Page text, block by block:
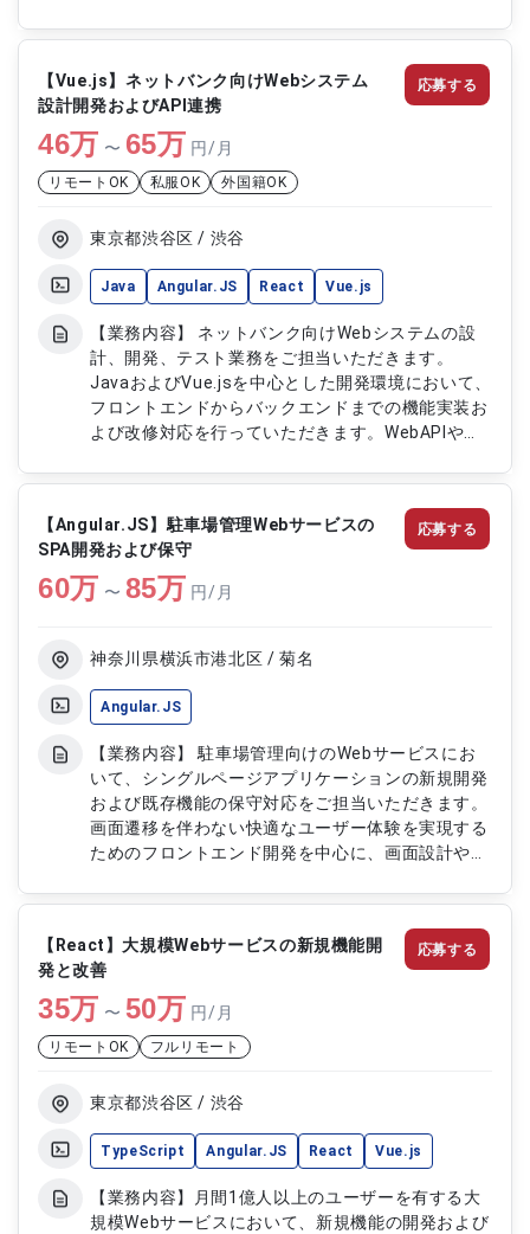
善対応 ・新機能の設計および開発 ・フロントエン
ドおよびサーバーサイド開発対応 ・技術提案およ
び改善提案対応 ・問い合わせ対応および調査業務
・システム品質向上および機能拡張対応
【Vue.js】ネットバンク向けWebシステム
設計開発およびAPI連携
46万 〜 65万 円/月
リモートOK 私服OK 外国籍OK
東京都渋谷区 / 渋谷
Java Angular.JS React Vue.js
【業務内容】 ネットバンク向けWebシステムの設
計、開発、テスト業務をご担当いただきます。
JavaおよびVue.jsを中心とした開発環境において、
フロントエンドからバックエンドまでの機能実装お
よび改修対応を行っていただきます。WebAPIや
金融系システムとして高い信頼性と安全性を確保す
るための開発および品質向上対応を実施していただ
きます。 【作業内容】 ・Webシステムの設計およ
び開発対応 ・Vue.jsを用いたフロントエンド開発
・Javaを用いたバックエンド開発 ・WebAPIおよび
REST、gRPCを用いた連携機能開発 ・MySQLを用
スト実施 ・AWS環境およびLinux環境での動作確認
応募する
【Angular.JS】駐車場管理Webサービスの
SPA開発および保守
60万 〜 85万 円/月
神奈川県横浜市港北区 / 菊名
Angular.JS
【業務内容】 駐車場管理向けのWebサービスにお
いて、シングルページアプリケーションの新規開発
および既存機能の保守対応をご担当いただきます。
画面遷移を伴わない快適なユーザー体験を実現する
ためのフロントエンド開発を中心に、画面設計やデ
います。また、既存機能の改修や不具合対応、パフ
ォーマンス改善にも対応し、継続的な品質向上に貢
献していただきます。 【作業内容】 ・SPA構成の
画面設計および実装 ・ユーザーインターフェース
の開発 ・データバインディング処理の実装 ・APIと
の連携処理の開発 ・既存機能の改修および機能追
加 ・不具合調査および修正対応 ・パフォーマンス
応募する
【React】大規模Webサービスの新規機能開
発と改善
35万 〜 50万 円/月
リモートOK フルリモート
東京都渋谷区 / 渋谷
TypeScript Angular.JS React Vue.js
【業務内容】月間1億人以上のユーザーを有する大
規模Webサービスにおいて、新規機能の開発および
応募する